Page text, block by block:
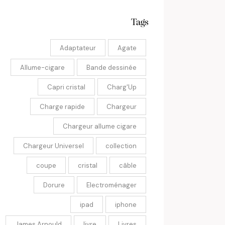
Tags
Adaptateur Agate
Allume-cigare Bande dessinée
Capri cristal Charg'Up
Charge rapide Chargeur
Chargeur allume cigare
Chargeur Universel collection
coupe cristal câble
Dorure Electroménager
ipad iphone